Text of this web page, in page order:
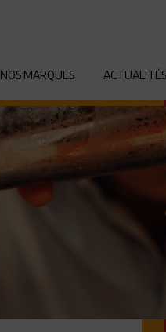
NOS MARQUES ACTUALITÉS